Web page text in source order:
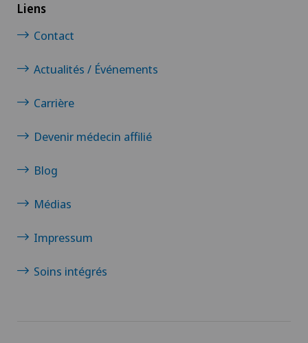
Liens
Contact
Actualités / Événements
Carrière
Devenir médecin affilié
Blog
Médias
Impressum
Soins intégrés